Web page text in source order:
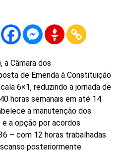
a Câmara dos
de Emenda à Constituição
6×1, reduzindo a jornada de
horas semanais em até 14
a manutenção dos
a opção por acordos
– com 12 horas trabalhadas
posteriormente.